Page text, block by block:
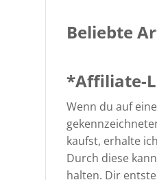
Beliebte
*Affiliate-
Wenn du auf
kaufst, erhalte
Durch diese
halten. Dir